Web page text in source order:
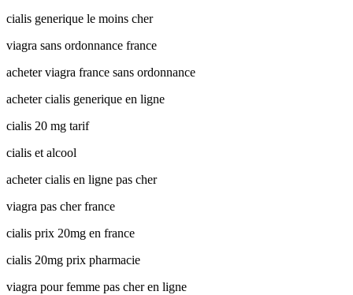
cialis generique le moins cher
viagra sans ordonnance france
acheter viagra france sans ordonnance
acheter cialis generique en ligne
cialis 20 mg tarif
cialis et alcool
acheter cialis en ligne pas cher
viagra pas cher france
cialis prix 20mg en france
cialis 20mg prix pharmacie
viagra pour femme pas cher en ligne